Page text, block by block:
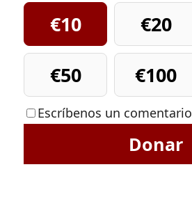
€10 €20
€50
€100
Escríbenos un comentario
Donar